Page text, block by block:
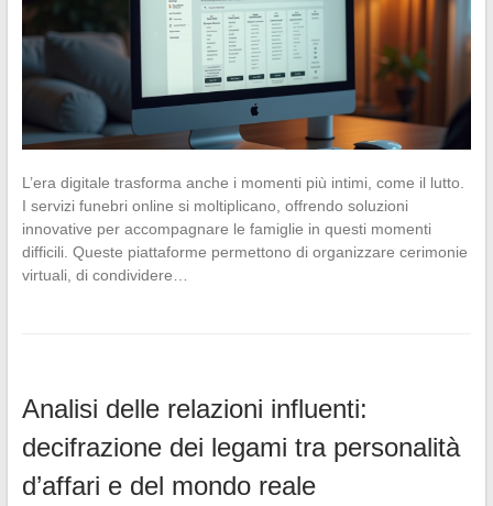
L’era digitale trasforma anche i momenti più intimi, come il lutto.
I servizi funebri online si moltiplicano, offrendo soluzioni
innovative per accompagnare le famiglie in questi momenti
difficili. Queste piattaforme permettono di organizzare cerimonie
virtuali, di condividere…
Analisi delle relazioni influenti:
decifrazione dei legami tra personalità
d’affari e del mondo reale